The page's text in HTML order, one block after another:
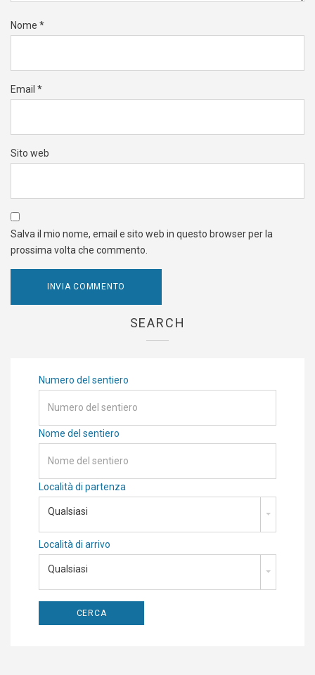
Nome *
Email *
Sito web
Salva il mio nome, email e sito web in questo browser per la
prossima volta che commento.
SEARCH
Numero del sentiero
Nome del sentiero
Località di partenza
Qualsiasi
Località di arrivo
Qualsiasi